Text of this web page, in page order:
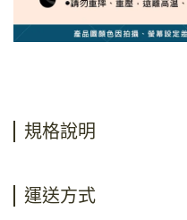
規格說明
運送方式